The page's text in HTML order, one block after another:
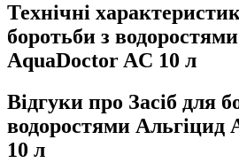
Технічні
боротьби з
AquaDoctor AC 10 л
Відгуки про Засіб для
водоростями Альгіцид
10 л